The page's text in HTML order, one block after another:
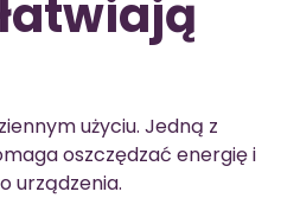
użyciu. Jedną z
oszczędzać energię i
urządzenia.